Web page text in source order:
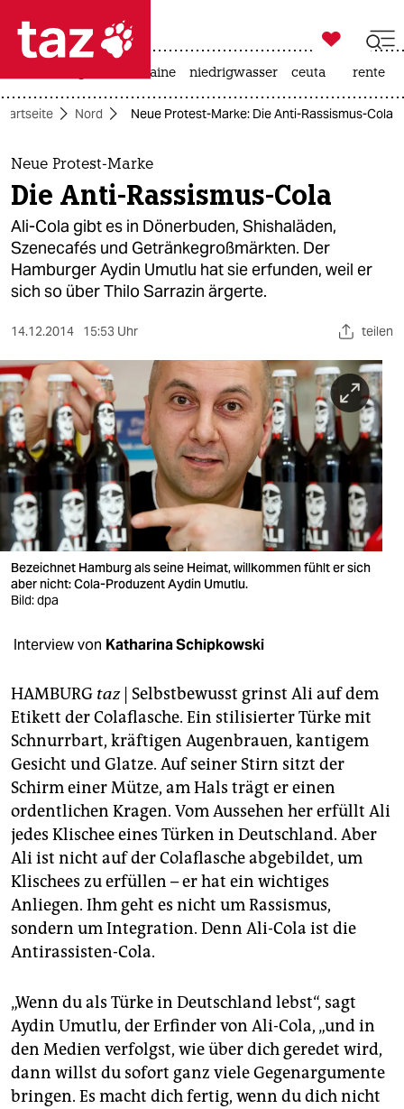
 taz zahl ich
taz zahl ich
themen
politik
öko
gesellschaft
kultur
sport
berlin
nord
wahrheit
verlag
verlag
veranstaltungen
unterstützen
abo
genossenschaft
epaper login

taz zahl ich
krieg in der ukraine niedrigwasser ceuta rente
Nord Neue Protest-Marke: Die Anti-Rassismus-Cola
Neue Protest-Marke
Die Anti-Rassismus-Cola
Ali-Cola gibt es in Dönerbuden, Shishaläden,
Szenecafés und Getränkegroßmärkten. Der
Hamburger Aydin Umutlu hat sie erfunden, weil er
sich so über Thilo Sarrazin ärgerte.
14.12.2014 15:53 Uhr teilen
Bezeichnet Hamburg als seine Heimat, willkommen fühlt er sich
aber nicht: Cola-Produzent Aydin Umutlu.
Bild: dpa
Interview von Katharina Schipkowski
HAMBURG taz| Selbstbewusst grinst Ali auf dem
Etikett der Colaflasche. Ein stilisierter Türke mit
Schnurrbart, kräftigen Augenbrauen, kantigem
Gesicht und Glatze. Auf seiner Stirn sitzt der
Schirm einer Mütze, am Hals trägt er einen
ordentlichen Kragen. Vom Aussehen her erfüllt Ali
jedes Klischee eines Türken in Deutschland. Aber
Ali ist nicht auf der Colaflasche abgebildet, um
Klischees zu erfüllen – er hat ein wichtiges
Anliegen. Ihm geht es nicht um Rassismus,
sondern um Integration. Denn Ali-Cola ist die
Antirassisten-Cola.
„Wenn du als Türke in Deutschland lebst“, sagt
Aydin Umutlu, der Erfinder von Ali-Cola, „und in
den Medien verfolgst, wie über dich geredet wird,
dann willst du sofort ganz viele Gegenargumente
bringen. Es macht dich fertig, wenn du dich nicht